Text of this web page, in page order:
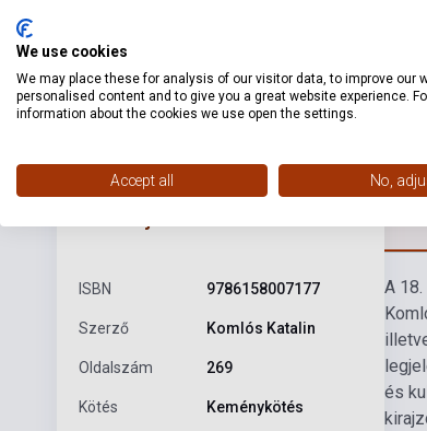
ISBN 9786158007177
Szerző Komlós Katalin
Oldalszám 269
Kötés Keménykötés
A
és
We use cookies
We may place these for analysis of our visitor data, to improve our
personalised content and to give you a great website experience.
information about the cookies we use open the settings.
Accept all No,